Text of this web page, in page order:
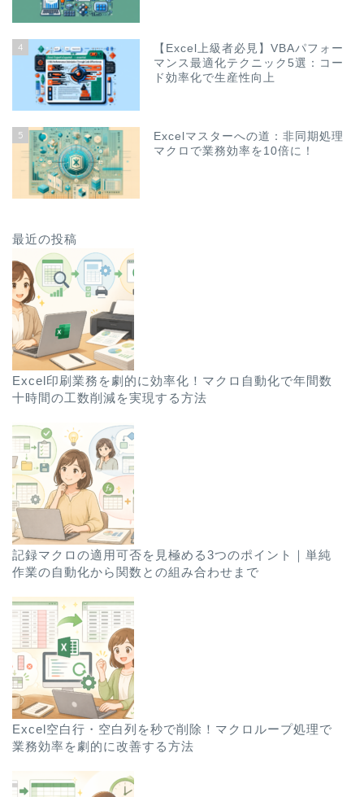
4
【Excel上級者必見】VBAパフォー
マンス最適化テクニック5選：コー
ド効率化で生産性向上
5
Excelマスターへの道：非同期処理
マクロで業務効率を10倍に！
最近の投稿
Excel印刷業務を劇的に効率化！マクロ自動化で年間数
十時間の工数削減を実現する方法
記録マクロの適用可否を見極める3つのポイント｜単純
作業の自動化から関数との組み合わせまで
Excel空白行・空白列を秒で削除！マクロループ処理で
業務効率を劇的に改善する方法